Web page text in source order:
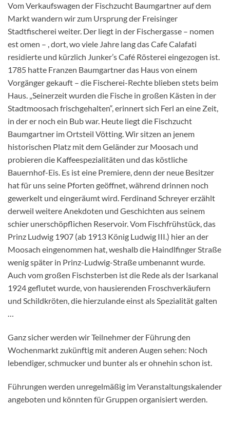
Vom Verkaufswagen der Fischzucht Baumgartner auf dem
Markt wandern wir zum Ursprung der Freisinger
Stadtfischerei weiter. Der liegt in der Fischergasse – nomen
est omen – , dort, wo viele Jahre lang das Cafe Calafati
residierte und kürzlich Junker’s Café Rösterei eingezogen ist.
1785 hatte Franzen Baumgartner das Haus von einem
Vorgänger gekauft – die Fischerei-Rechte blieben stets beim
Haus. „Seinerzeit wurden die Fische in großen Kästen in der
Stadtmoosach frischgehalten“, erinnert sich Ferl an eine Zeit,
in der er noch ein Bub war. Heute liegt die Fischzucht
Baumgartner im Ortsteil Vötting. Wir sitzen an jenem
historischen Platz mit dem Geländer zur Moosach und
probieren die Kaffeespezialitäten und das köstliche
Bauernhof-Eis. Es ist eine Premiere, denn der neue Besitzer
hat für uns seine Pforten geöffnet, während drinnen noch
gewerkelt und eingeräumt wird. Ferdinand Schreyer erzählt
derweil weitere Anekdoten und Geschichten aus seinem
schier unerschöpflichen Reservoir. Vom Fischfrühstück, das
Prinz Ludwig 1907 (ab 1913 König Ludwig III.) hier an der
Moosach eingenommen hat, weshalb die Haindlfinger Straße
wenig später in Prinz-Ludwig-Straße umbenannt wurde.
Auch vom großen Fischsterben ist die Rede als der Isarkanal
1924 geflutet wurde, von hausierenden Froschverkäufern
und Schildkröten, die hierzulande einst als Spezialität galten
…
Ganz sicher werden wir Teilnehmer der Führung den
Wochenmarkt zukünftig mit anderen Augen sehen: Noch
lebendiger, schmucker und bunter als er ohnehin schon ist.
Führungen werden unregelmäßig im Veranstaltungskalender
angeboten und könnten für Gruppen organisiert werden.